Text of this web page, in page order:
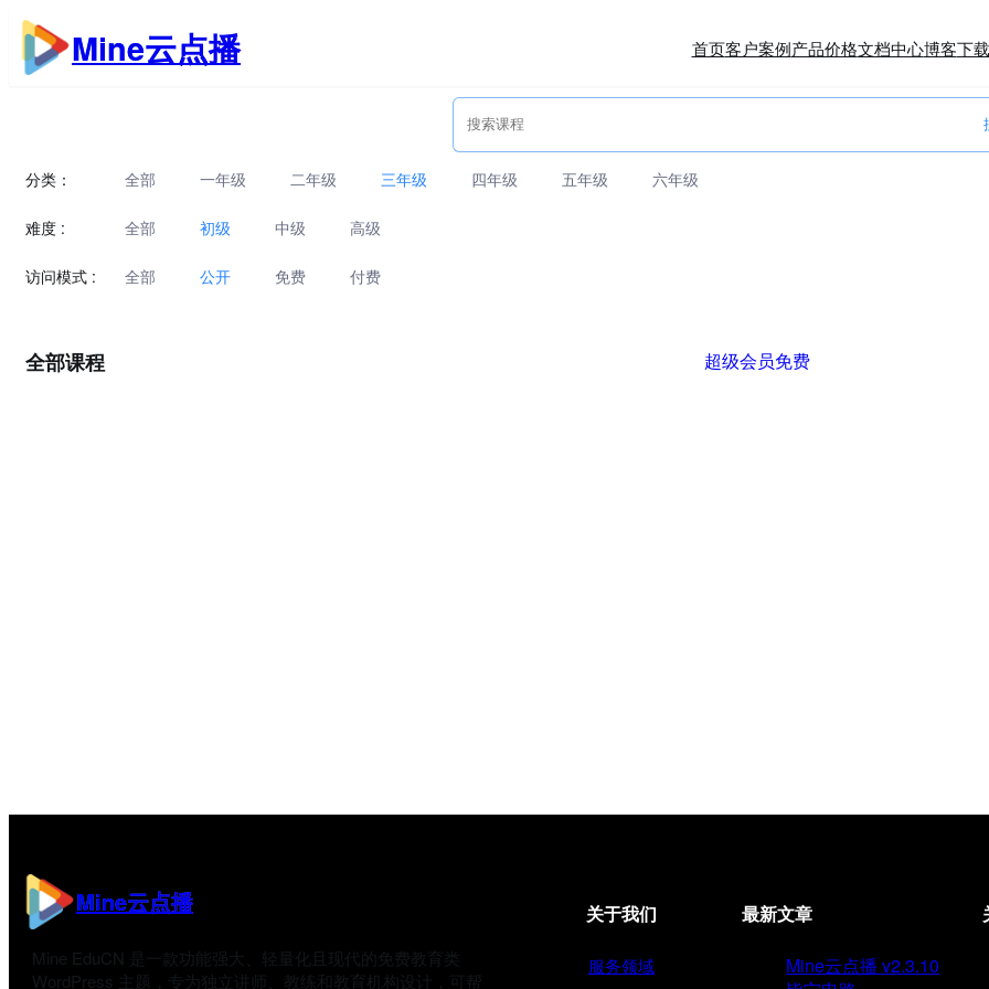
跳
至
内
Mine云点播 首页客户案例产品价格文档中心博客下载
分类： 全部 一年级 二年级 三年级 四年级 五年级 六年级
难度 : 全部 初级 中级 高级
访问模式 : 全部 公开 免费 付费
全部课程 超级会员免费
Mine云点播
Mine EduCN 是一款功能强大、轻量化且现代的免费教育类
WordPress 主题，专为独立讲师、教练和教育机构设计，可帮
关于我们
服务领域
最新文章
Mine云点播 v2.3.10